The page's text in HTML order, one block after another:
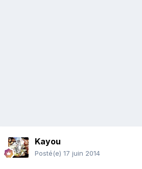
Kayou
Posté(e) 17 juin 2014